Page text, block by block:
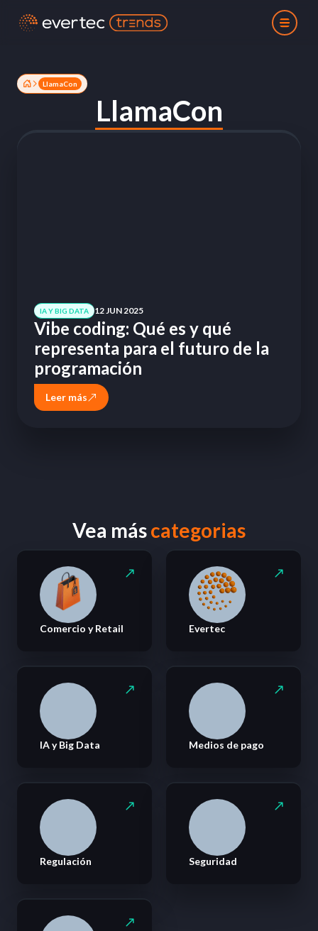
LlamaCon
LlamaCon
IA Y BIG DATA 12 JUN 2025
Vibe coding: Qué es y qué
representa para el futuro de la
programación
Leer más
Vea máscategorias
Comercio y Retail Evertec
IA y Big Data Medios de pago
Regulación Seguridad